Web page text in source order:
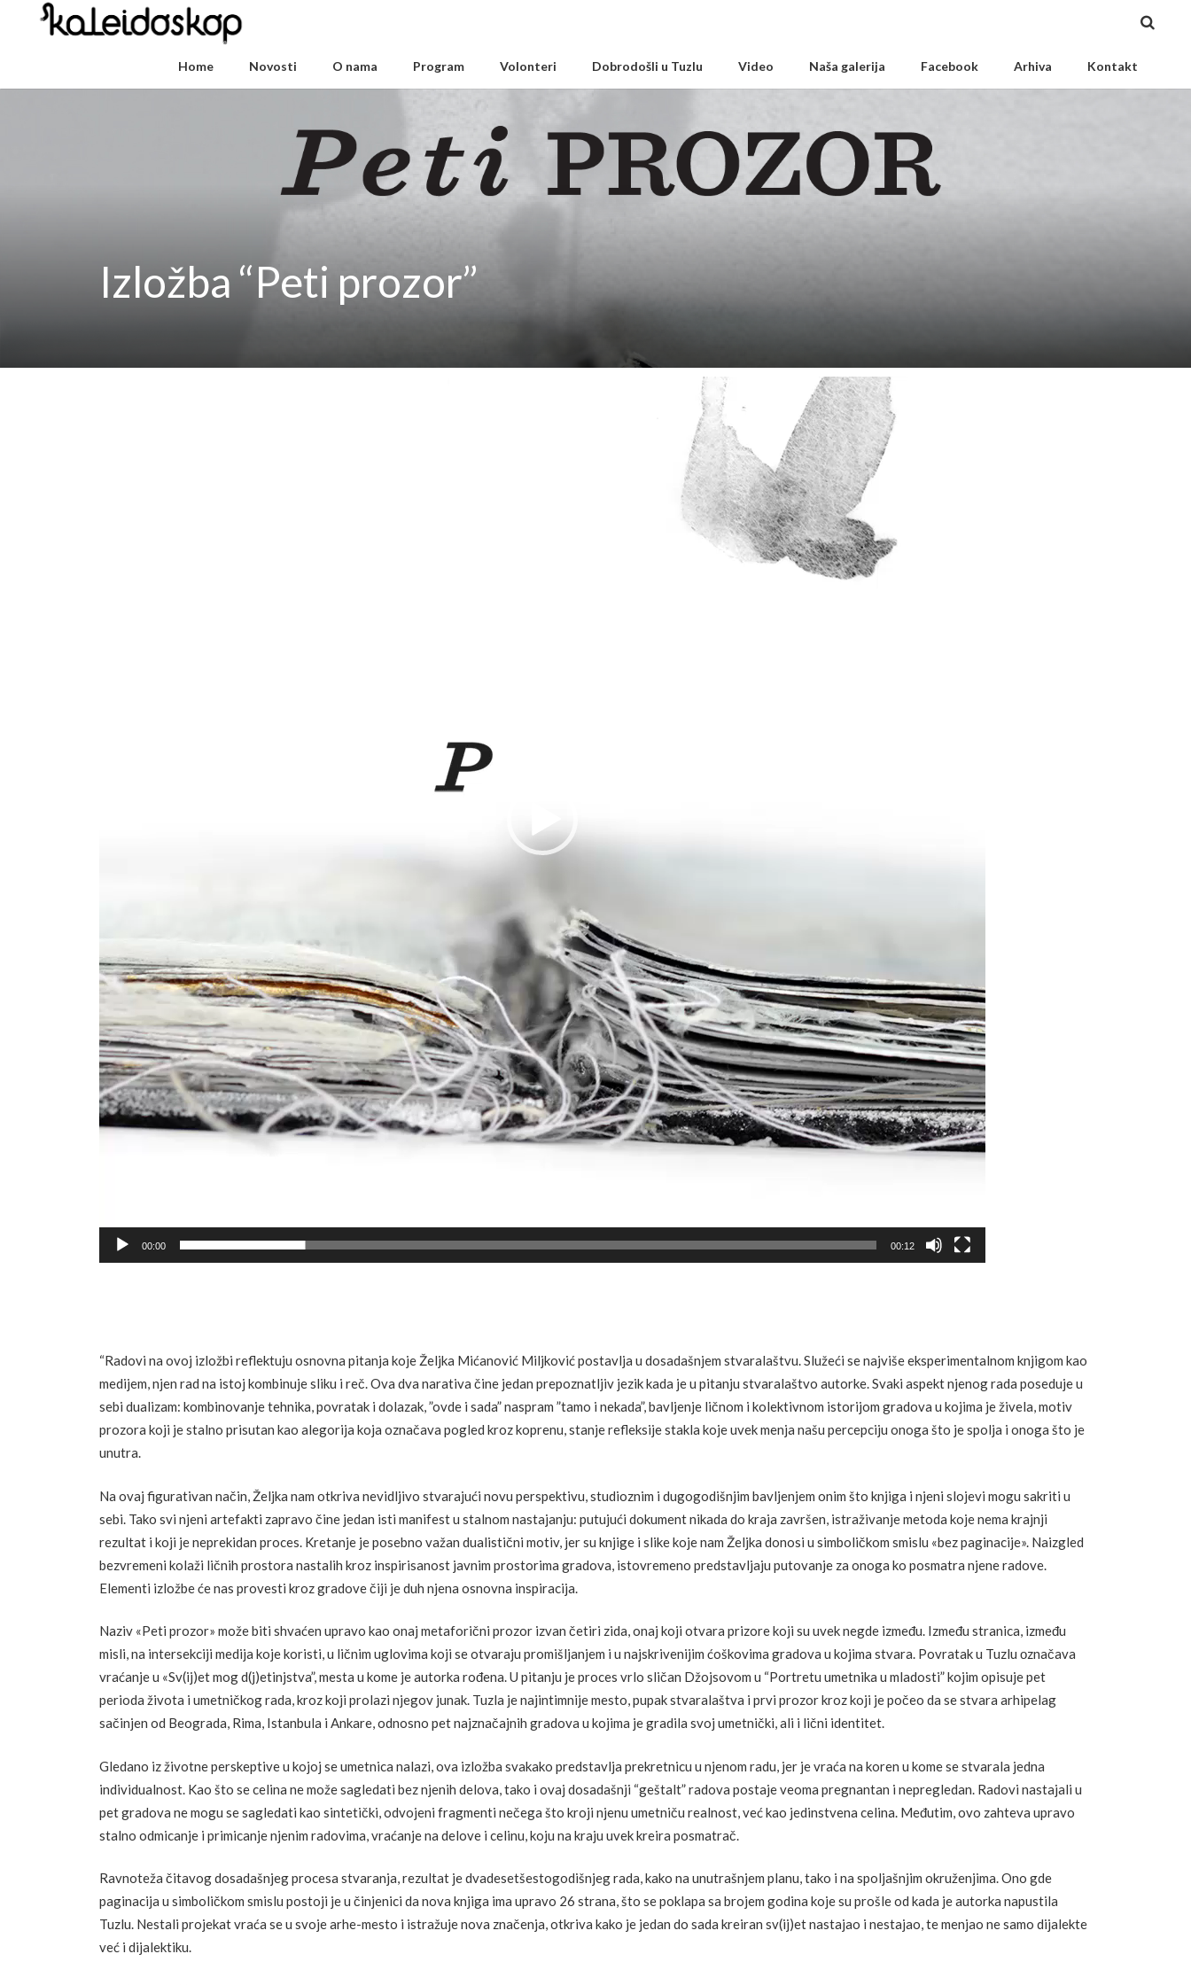
Home Novosti O nama Program Volonteri Dobrodošli u Tuzlu Video Naša galerija Facebook Arhiva Kontakt
Izložba “Peti prozor”
00:00 00:12
“Radovi na ovoj izložbi reflektuju osnovna pitanja koje Željka Mićanović Miljković postavlja u dosadašnjem stvaralaštvu. Služeći se najviše eksperimentalnom knjigom kao
medijem, njen rad na istoj kombinuje sliku i reč. Ova dva narativa čine jedan prepoznatljiv jezik kada je u pitanju stvaralaštvo autorke. Svaki aspekt njenog rada poseduje u
sebi dualizam: kombinovanje tehnika, povratak i dolazak, ”ovde i sada” naspram ”tamo i nekada”, bavljenje ličnom i kolektivnom istorijom gradova u kojima je živela, motiv
prozora koji je stalno prisutan kao alegorija koja označava pogled kroz koprenu, stanje refleksije stakla koje uvek menja našu percepciju onoga što je spolja i onoga što je
unutra.
Na ovaj figurativan način, Željka nam otkriva nevidljivo stvarajući novu perspektivu, studioznim i dugogodišnjim bavljenjem onim što knjiga i njeni slojevi mogu sakriti u
sebi. Tako svi njeni artefakti zapravo čine jedan isti manifest u stalnom nastajanju: putujući dokument nikada do kraja završen, istraživanje metoda koje nema krajnji
rezultat i koji je neprekidan proces. Kretanje je posebno važan dualistični motiv, jer su knjige i slike koje nam Željka donosi u simboličkom smislu «bez paginacije». Naizgled
bezvremeni kolaži ličnih prostora nastalih kroz inspirisanost javnim prostorima gradova, istovremeno predstavljaju putovanje za onoga ko posmatra njene radove.
Elementi izložbe će nas provesti kroz gradove čiji je duh njena osnovna inspiracija.
Naziv «Peti prozor» može biti shvaćen upravo kao onaj metaforični prozor izvan četiri zida, onaj koji otvara prizore koji su uvek negde između. Između stranica, između
misli, na intersekciji medija koje koristi, u ličnim uglovima koji se otvaraju promišljanjem i u najskrivenijim ćoškovima gradova u kojima stvara. Povratak u Tuzlu оznačava
vraćanje u «Sv(ij)et mog d(j)etinjstva”, mesta u kome je autorka rođena. U pitanju je proces vrlo sličan Džojsovom u “Portretu umetnika u mladosti” kojim opisuje pet
perioda života i umetničkog rada, kroz koji prolazi njegov junak. Tuzla je najintimnije mesto, pupak stvaralaštva i prvi prozor kroz koji je počeo da se stvara arhipelag
sačinjen od Beograda, Rima, Istanbula i Ankare, odnosno pet najznačajnih gradova u kojima je gradila svoj umetnički, ali i lični identitet.
Gledano iz životne perskeptive u kojoj se umetnica nalazi, ova izložba svakako predstavlja prekretnicu u njenom radu, jer je vraća na koren u kome se stvarala jedna
individualnost. Kao što se celina ne može sagledati bez njenih delova, tako i ovaj dosadašnji “geštalt” radova postaje veoma pregnantan i nepregledan. Radovi nastajali u
pet gradova ne mogu se sagledati kao sintetički, odvojeni fragmenti nečega što kroji njenu umetniču realnost, već kao jedinstvena celina. Međutim, ovo zahteva upravo
stalno odmicanje i primicanje njenim radovima, vraćanje na delove i celinu, koju na kraju uvek kreira posmatrač.
Ravnoteža čitavog dosadašnjeg procesa stvaranja, rezultat je dvadesetšestogodišnjeg rada, kako na unutrašnjem planu, tako i na spoljašnjim okruženjima. Ono gde
paginacija u simboličkom smislu postoji je u činjenici da nova knjiga ima upravo 26 strana, što se poklapa sa brojem godina koje su prošle od kada je autorka napustila
Tuzlu. Nestali projekat vraća se u svoje arhe-mesto i istražuje nova značenja, otkriva kako je jedan do sada kreiran sv(ij)et nastajao i nestajao, te menjao ne samo dijalekte
već i dijalektiku.